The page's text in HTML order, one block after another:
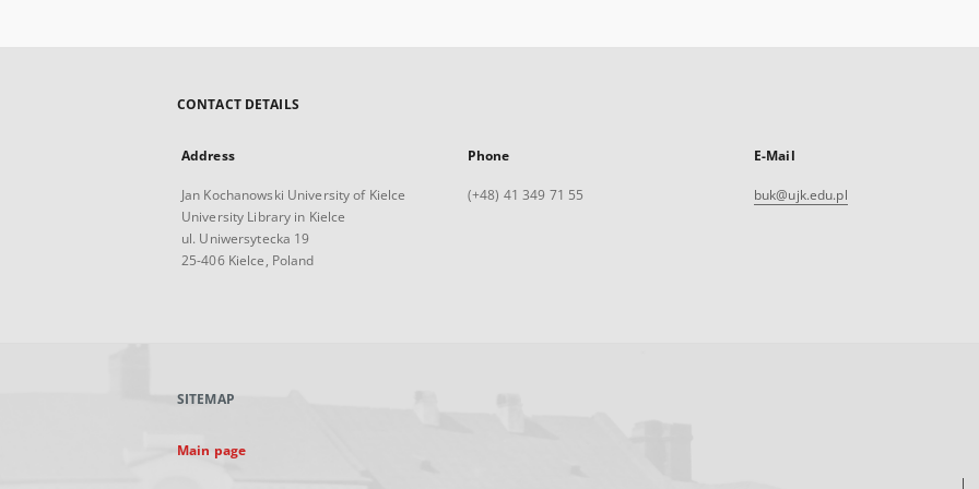
CONTACT DETAILS
Address
Jan Kochanowski University of Kielce
University Library in Kielce
ul. Uniwersytecka 19
25-406 Kielce, Poland
Phone
(+48) 41 349 71 55
E-Mail
buk@ujk.edu.pl
SITEMAP
Main page